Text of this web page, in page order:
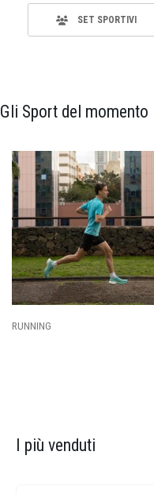
SET SPORTIVI
Gli Sport del momento
I più venduti